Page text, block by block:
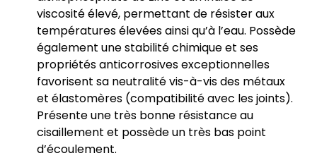
viscosité élevé, permettant de résister aux
températures élevées ainsi qu’à l’eau. Possède
également une stabilité chimique et ses
propriétés anticorrosives exceptionnelles
favorisent sa neutralité vis-à-vis des métaux
et élastomères (compatibilité avec les joints).
Présente une très bonne résistance au
cisaillement et possède un très bas point
d’écoulement.